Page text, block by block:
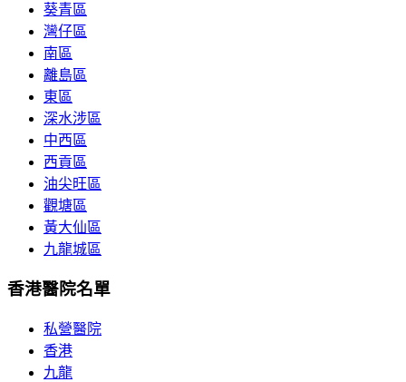
葵青區
灣仔區
南區
離島區
東區
深水涉區
中西區
西貢區
油尖旺區
觀塘區
黃大仙區
九龍城區
香港醫院名單
私營醫院
香港
九龍